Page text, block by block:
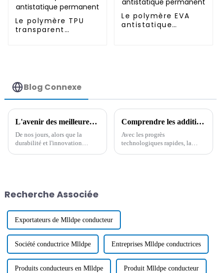
Le polymère TPU
transparent
Le polymère EVA
antistatique
Blog Connexe
L'avenir des meilleures innovations en matière de plastique composite façonne une fabrication durable
De nos jours, alors que la
durabilité et l'innovation
Comprendre les additifs conducteurs : la clé pour améliorer les performances électriques des matériaux
Avec les progrès
technologiques rapides, la
Recherche Associée
Exportateurs de Mlldpe conducteur
Société conductrice Mlldpe Entreprises Mlldpe conductrices
Produits conducteurs en Mlldpe Produit Mlldpe conducteur